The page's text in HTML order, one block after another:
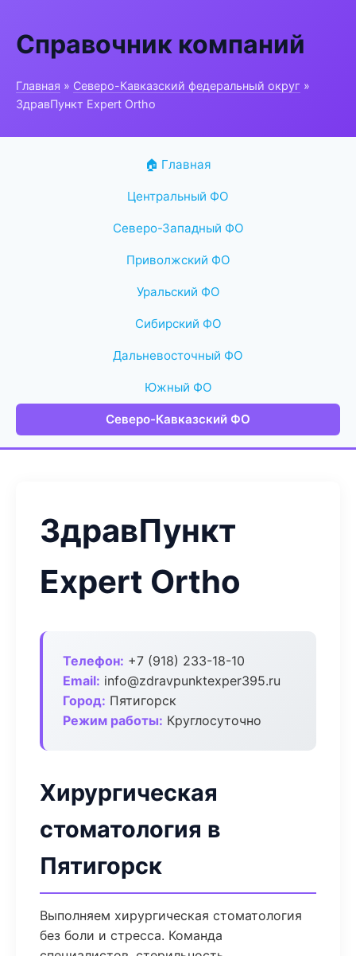
Справочник компаний
Главная » Северо-Кавказский федеральный округ »
ЗдравПункт Expert Ortho
🏠 Главная
Центральный ФО
Северо-Западный ФО
Приволжский ФО
Уральский ФО
Сибирский ФО
Дальневосточный ФО
Южный ФО
Северо-Кавказский ФО
ЗдравПункт
Expert Ortho
Телефон: +7 (918) 233-18-10
Email: info@zdravpunktexper395.ru
Город: Пятигорск
Режим работы: Круглосуточно
Хирургическая
стоматология в
Пятигорск
Выполняем хирургическая стоматология
без боли и стресса. Команда